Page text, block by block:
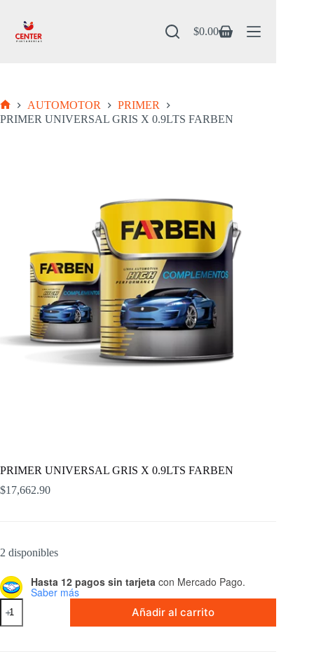
contenido
Carro
$0.00
Inicio
AUTOMOTOR
PRIMER
PRIMER UNIVERSAL GRIS X 0.9LTS FARBEN
PRIMER UNIVERSAL GRIS X 0.9LTS FARBEN
$17,662.90
2 disponibles
Hasta 12 pagos sin tarjeta con Mercado Pago.
Saber más
PRIMER
UNIVERSAL
GRIS
Añadir al carrito